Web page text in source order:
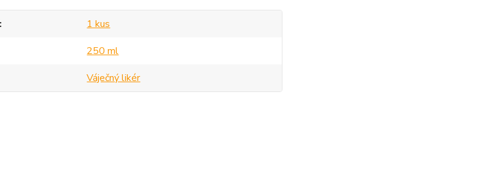
1 kus
250 ml
Váječný likér